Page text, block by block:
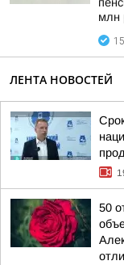
млн
ЛЕНТА НОВОСТЕЙ
50